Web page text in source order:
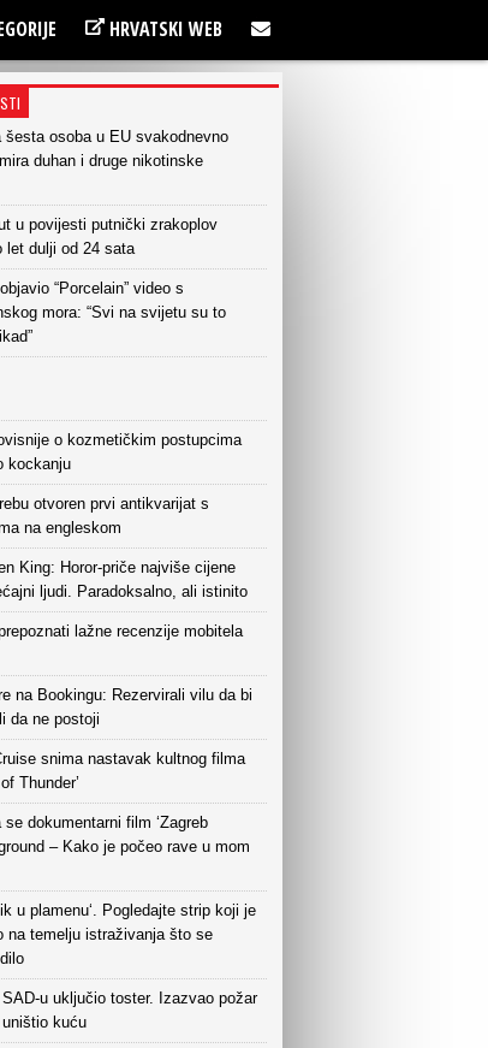
HRVATSKI WEB
šesta osoba u EU svakodnevno
duhan i druge nikotinske
u povijesti putnički zrakoplov
let dulji od 24 sata
“Porcelain” video s
mora: “Svi na svijetu su to
o kozmetičkim postupcima
kockanju
otvoren prvi antikvarijat s
na engleskom
King: Horor-priče najviše cijene
ljudi. Paradoksalno, ali istinito
lažne recenzije mobitela
na Bookingu: Rezervirali vilu da bi
da ne postoji
snima nastavak kultnog filma
Thunder’
se dokumentarni film ‘Zagreb
– Kako je počeo rave u mom
u plamenu‘. Pogledajte strip koji je
na temelju istraživanja što se
SAD-u uključio toster. Izazvao požar
uništio kuću